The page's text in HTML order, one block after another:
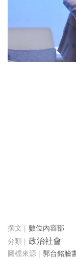
數位內容部
政治社會
郭台銘臉